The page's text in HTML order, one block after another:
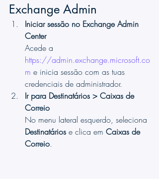
Exchange Admin
Iniciar sessão no Exchange Admin
Center
Acede a
https://admin.exchange.microsoft.co
m e inicia sessão com as tuas
credenciais de administrador.
Ir para Destinatários > Caixas de
Correio
No menu lateral esquerdo, seleciona
Destinatários e clica em Caixas de
Correio.